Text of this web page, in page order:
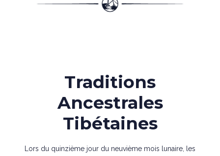
Traditions
Ancestrales
Tibétaines
Lors du quinzième jour du neuvième mois lunaire, les